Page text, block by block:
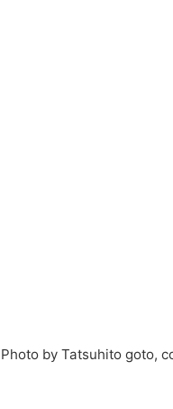
Photo by Tatsuhito goto,